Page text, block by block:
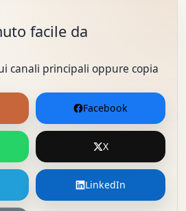
facile da
canali principali oppure copia
Facebook
X
LinkedIn